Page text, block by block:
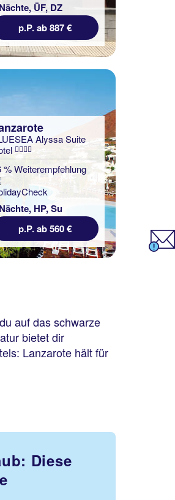
ÜF, DZ
p.P. ab 887 €
Alyssa Suite
% Weiterempfehlung
HP, Su
p.P. ab 560 €
auf das schwarze
bietet dir
Lanzarote hält für
Diese